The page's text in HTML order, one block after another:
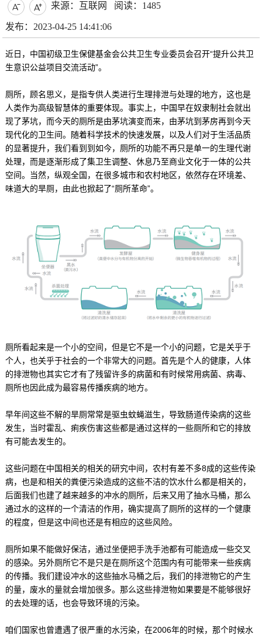
  来源：互联网 阅读：1485
发布：2023-04-25 14:41:06
近日，中国初级卫生保健基金会公共卫生专业委员会召开“提升公共卫
生意识公益项目交流活动”。
厕所，顾名思义，是指专供人类进行生理排泄与处理的地方，这也是
人类作为高级智慧体的重要体现。事实上，中国早在奴隶制社会就出
现了茅坑，而今天的厕所是由茅坑演变而来，由茅坑到茅房再到今天
现代化的卫生间。随着科学技术的快速发展，以及人们对于生活品质
的显著提升，我们看到到如今，厕所的功能不再只是单一的生理代谢
处理，而是逐渐形成了集卫生调整、休息乃至商业文化于一体的公共
空间。当然，纵观全国，在很多城市和农村地区，依然存在环境差、
味道大的旱厕，由此也掀起了“厕所革命”。
厕所看起来是一个小的空间，但是它不是一个小的问题，它是关乎于
个人，也关乎于社会的一个非常大的问题。首先是个人的健康，人体
的排泄物也其实它才有了残留许多的病菌和有时候常用病菌、病毒、
厕所也因此成为最容易传播疾病的地方。
早年间这些不解的旱厕常常是驱虫蚊蝇滋生，导致肠道传染病的这些
发生，当时霍乱、痢疾伤害这些都是通过这样的一些厕所和它的排放
有可能去发生的。
这些问题在中国相关的相关的研究中间，农村有差不多8成的这些传染
病，也是和相关的粪便污染造成的这些不洁的饮水什么都是相关的，
后面我们也建了越来越多的冲水的厕所，后来又用了抽水马桶，那么
通过水的这样的一个清洁的作用，确实提高了厕所的这样的一个健康
的程度，但是这中间也还是有相应的这些风险。
厕所如果不能做好保洁，通过坐便把手洗手池都有可能造成一些交叉
的感染。另外厕所它不是只是在厕所这个范围内有可能带来一些疾病
的传播。我们建设冲水的这些抽水马桶之后，我们的排泄物它的产生
的量，废水的量就会增加很多。那么这些排泄物如果要是不能够很好
的去处理的话，也会导致环境的污染。
咱们国家也曾遭遇了很严重的水污染，在2006年的时候，那个时候水